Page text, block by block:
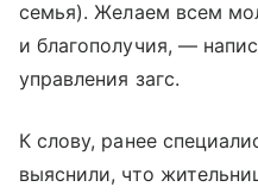
семья). Желаем всем
и благополучия, —
управления загс.
К слову, ранее
выяснили, что